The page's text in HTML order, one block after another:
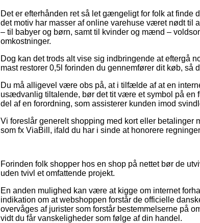
Det er efterhånden ret så let gængeligt for folk at finde
det motiv har masser af online varehuse været nødt til
– til babyer og børn, samt til kvinder og mænd –
omkostninger.
Dog kan det trods alt vise sig indbringende at eftergå
mast restorer 0,5l forinden du gennemfører dit køb, så
Du må alligevel være obs på, at i tilfælde af at en
usædvanlig tiltalende, bør det tit være et symbol på en
del af en forordning, som assisterer kunden imod
Vi foreslår generelt shopping med kort eller
som fx ViaBill, ifald du har i sinde at honorere
Forinden folk shopper hos en shop på nettet bør de
uden tvivl et omfattende projekt.
En anden mulighed kan være at kigge om internet
indikation om at webshoppen forstår de officielle
overvåges af jurister som forstår bestemmelserne på
vidt du får vanskeligheder som følge af din handel.